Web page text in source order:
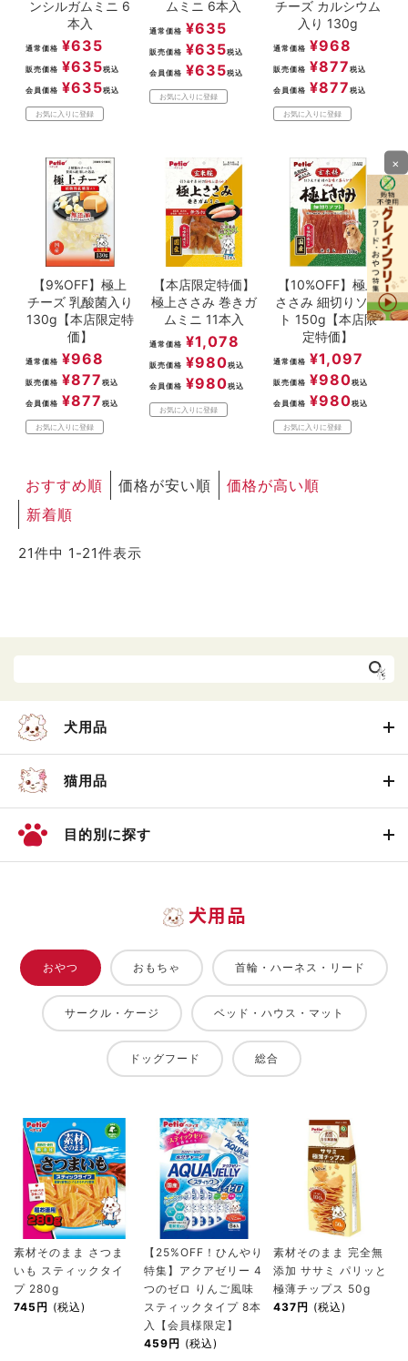
ンシルガムミニ 6
本入
通常価格 ¥635
販売価格 ¥635税込
会員価格 ¥635税込
お気に入りに登録
ムミニ 6本入
通常価格 ¥635
販売価格 ¥635税込
会員価格 ¥635税込
お気に入りに登録
チーズ カルシウム
入り 130g
通常価格 ¥968
販売価格 ¥877 税込
会員価格 ¥877 税込
お気に入りに登録
【9%OFF】極上
チーズ 乳酸菌入り
130g【本店限定特
価】
通常価格 ¥968
販売価格 ¥877 税込
会員価格 ¥877 税込
お気に入りに登録
【本店限定特価】
極上ささみ 巻きガ
ムミニ 11本入
通常価格 ¥1,078
販売価格 ¥980税込
会員価格 ¥980税込
お気に入りに登録
【10%OFF】極上
ささみ 細切りソフ
ト 150g【本店限
定特価】
通常価格 ¥1,097
販売価格 ¥980税込
会員価格 ¥980税込
お気に入りに登録
おすすめ順 価格が安い順
価格が高い順
新着順
21件中 1 -21件表示
犬用品
猫用品
目的別に探す
犬用品
おやつ おもちゃ 首輪・ハーネス・リード
サークル・ケージ ベッド・ハウス・マット
ドッグフード 総合
素材そのまま さつま
いも スティックタイ
プ 280g
745円 (税込)
【25%OFF！ひんやり
特集】アクアゼリー 4
つのゼロ りんご風味
スティックタイプ 8本
入【会員様限定】
459円 (税込)
素材そのまま 完全無
添加 ササミ パリッと
極薄チップス 50g
437円 (税込)
×